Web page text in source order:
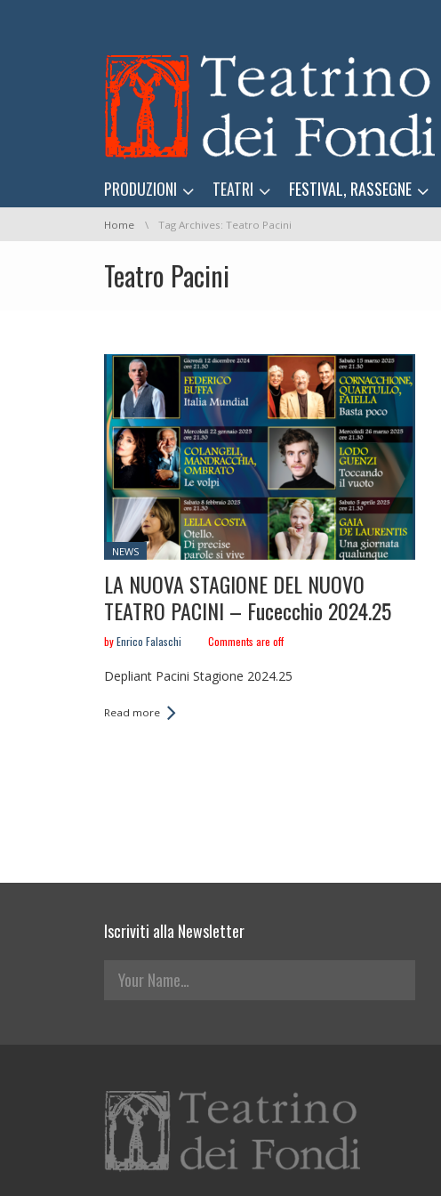
Skip navigation
PRODUZIONI TEATRI FESTIVAL, RASSEGNE
You are here:
Home Tag Archives: Teatro Pacini
Teatro Pacini
Posted
NEWS
LA NUOVA STAGIONE DEL NUOVO
TEATRO PACINI – Fucecchio 2024.25
byEnrico Falaschi Comments are off
Depliant Pacini Stagione 2024.25
Read more
Iscriviti alla Newsletter